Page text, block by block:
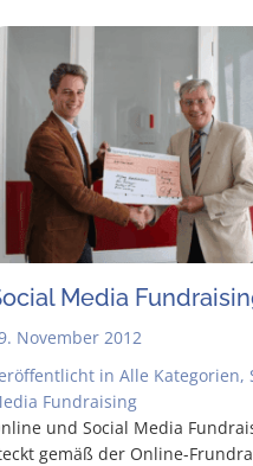
Media
November 2012
in Alle Kategorien,
Fundraising
und Social Media
gemäß der Online-